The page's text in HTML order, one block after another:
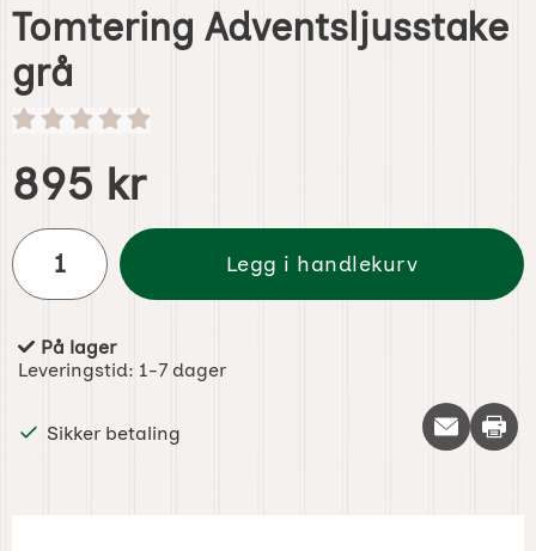
Tomtering Adventsljusstake
grå
Handle dette produktet, Tomtering Adventsljusstake grå
pris
895 kr
antall
Legg i handlekurv
Produkttilgjengelighet:
På lager
Leveringstid: 1-7 dager
Sikker betaling Skriv